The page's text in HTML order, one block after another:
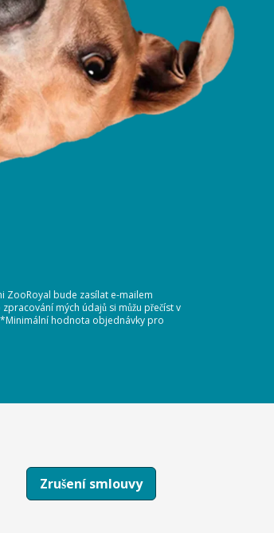
ZooRoyal bude zasílat e-mailem
mých údajů si můžu přečíst v
hodnota objednávky pro
Zrušení smlouvy